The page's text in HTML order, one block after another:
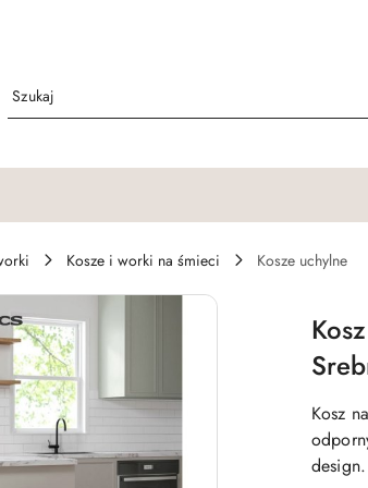
Kosze i worki na śmieci Kosze uchylne
Kosz
design.